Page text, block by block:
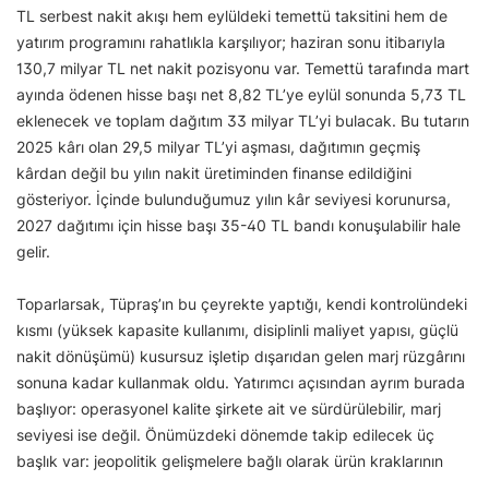
TL serbest nakit akışı hem eylüldeki temettü taksitini hem de
yatırım programını rahatlıkla karşılıyor; haziran sonu itibarıyla
130,7 milyar TL net nakit pozisyonu var. Temettü tarafında mart
ayında ödenen hisse başı net 8,82 TL’ye eylül sonunda 5,73 TL
eklenecek ve toplam dağıtım 33 milyar TL’yi bulacak. Bu tutarın
2025 kârı olan 29,5 milyar TL’yi aşması, dağıtımın geçmiş
kârdan değil bu yılın nakit üretiminden finanse edildiğini
gösteriyor. İçinde bulunduğumuz yılın kâr seviyesi korunursa,
2027 dağıtımı için hisse başı 35-40 TL bandı konuşulabilir hale
gelir.
Toparlarsak, Tüpraş’ın bu çeyrekte yaptığı, kendi kontrolündeki
kısmı (yüksek kapasite kullanımı, disiplinli maliyet yapısı, güçlü
nakit dönüşümü) kusursuz işletip dışarıdan gelen marj rüzgârını
sonuna kadar kullanmak oldu. Yatırımcı açısından ayrım burada
başlıyor: operasyonel kalite şirkete ait ve sürdürülebilir, marj
seviyesi ise değil. Önümüzdeki dönemde takip edilecek üç
başlık var: jeopolitik gelişmelere bağlı olarak ürün kraklarının